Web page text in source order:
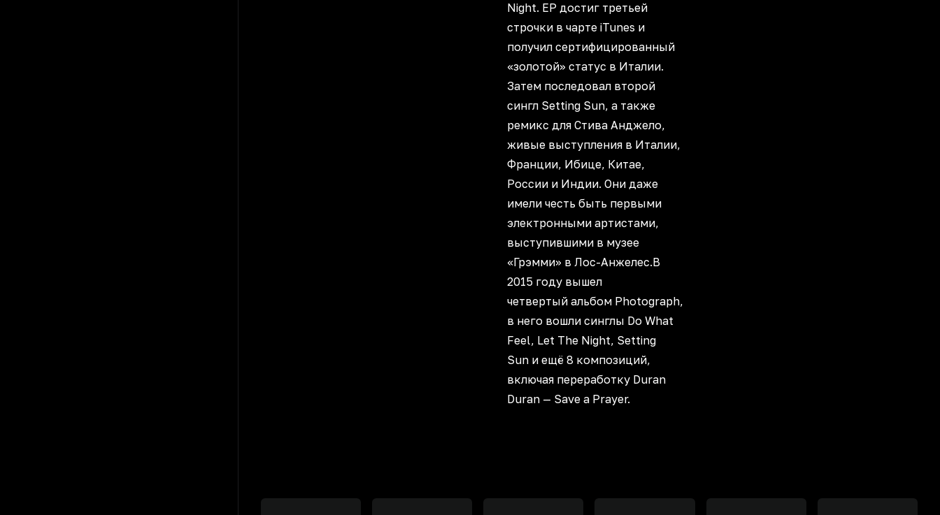
Night. EP достиг третьей
строчки в чарте iTunes и
получил сертифицированный
«золотой» статус в Италии.
Затем последовал второй
сингл Setting Sun, а также
ремикс для Стива Анджело,
живые выступления в Италии,
Франции, Ибице, Китае,
России и Индии. Они даже
имели честь быть первыми
электронными артистами,
выступившими в музее
«Грэмми» в Лос-Анжелес.В
2015 году вышел
четвертый альбом Photograph,
в него вошли синглы Do What
Feel, Let The Night, Setting
Sun и ещё 8 композиций,
включая переработку Duran
Duran — Save a Prayer.